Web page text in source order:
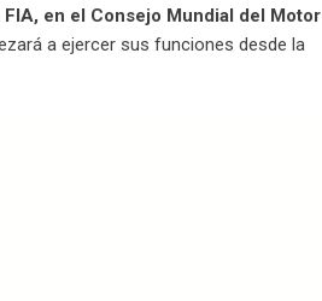
en el Consejo Mundial del Motor
a ejercer sus funciones desde la